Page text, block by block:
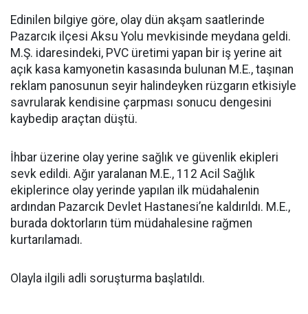
Edinilen bilgiye göre, olay dün akşam saatlerinde
Pazarcık ilçesi Aksu Yolu mevkisinde meydana geldi.
M.Ş. idaresindeki, PVC üretimi yapan bir iş yerine ait
açık kasa kamyonetin kasasında bulunan M.E., taşınan
reklam panosunun seyir halindeyken rüzgarın etkisiyle
savrularak kendisine çarpması sonucu dengesini
kaybedip araçtan düştü.
İhbar üzerine olay yerine sağlık ve güvenlik ekipleri
sevk edildi. Ağır yaralanan M.E., 112 Acil Sağlık
ekiplerince olay yerinde yapılan ilk müdahalenin
ardından Pazarcık Devlet Hastanesi’ne kaldırıldı. M.E.,
burada doktorların tüm müdahalesine rağmen
kurtarılamadı.
Olayla ilgili adli soruşturma başlatıldı.